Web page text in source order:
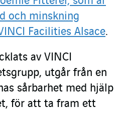
och minskning
Facilities Alsace.
av VINCI
utgår från en
sårbarhet med hjälp
för att ta fram ett